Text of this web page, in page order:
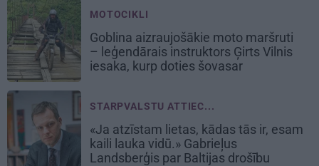
MOTOCIKLI
Goblina aizraujošākie moto maršruti
– leģendārais instruktors Ģirts Vilnis
iesaka, kurp doties šovasar
STARPVALSTU ATTIEC...
«Ja atzīstam lietas, kādas tās ir, esam
kaili lauka vidū.» Gabrieļus
Landsberģis par Baltijas drošību